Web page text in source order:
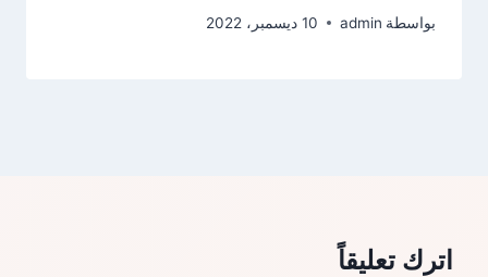
بواسطة admin 10 ديسمبر، 2022
اترك تعليقاً